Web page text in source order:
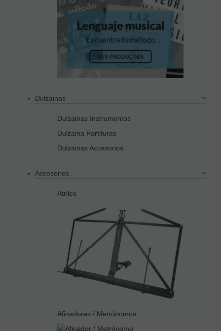
Dulzainas
Dulzainas Instrumentos
Dulzaina Partituras
Dulzainas Accesorios
Accesorios
Atriles
Afinadores / Metrónomos